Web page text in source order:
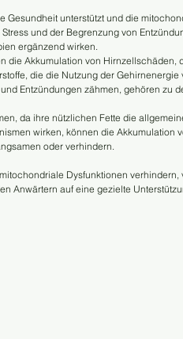
Gesundheit unterstützt und die
und der Begrenzung von
ergänzend wirken.
die Akkumulation von Hirnzellschäden,
die die Nutzung der Gehirnenergie
Entzündungen zähmen, gehören zu
da ihre nützlichen Fette die
wirken, können die Akkumulation
oder verhindern.
Dysfunktionen verhindern,
Anwärtern auf eine gezielte